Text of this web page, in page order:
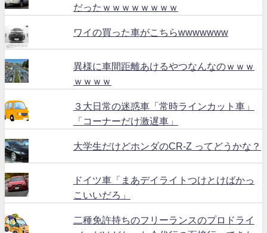
だったｗｗｗｗｗｗｗｗ
ワイの買った車がこちらwwwwwww
異様に車間距離あけるやつなんなのｗｗｗ
ｗｗｗｗ
３大日常の迷惑車「常時ラインカット車」
「コーナーだけ激遅車」
大学生だけどホンダのCR-Z ってどうかな？
ドイツ車「まあデイライトつけとけばかっ
こいいだろ」
二種免許持ちのフリーランスのプロドライ